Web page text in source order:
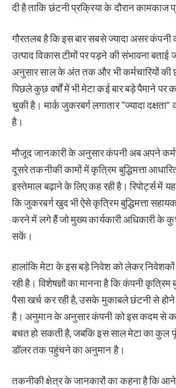
दी है ताकि छंटनी प्रक्रिया के दौरान कामकाज
गौरतलब है कि इस बार सबसे ज्यादा असर कंपनी
उत्पाद विकास टीमों पर पड़ने की संभावना बताई
अनुसार साल के अंत तक और भी कर्मचारियों की
पिछले कुछ वर्षों में भी मेटा कई बार बड़े पैमाने पर
चुकी है। मार्क जुकरबर्ग लगातार “ज्यादा दक्षता”
है।
मौजूद जानकारी के अनुसार कंपनी अब अपने
दूसरे तकनीकी कामों में कृत्रिम बुद्धिमत्ता
इस्तेमाल बढ़ाने के लिए कह रही है। रिपोर्ट्स में यह
कि जुकरबर्ग खुद भी ऐसे कृत्रिम बुद्धिमत्ता
करने में लगे हैं जो मुख्य कार्यकारी अधिकारी के
सकें।
हालांकि मेटा के इस बड़े निवेश को लेकर निवेशकों
रही है। विशेषज्ञों का मानना है कि कंपनी कृत्रिम
पैसा खर्च कर रही है, उसके मुकाबले छंटनी से
है। अनुमान के अनुसार कंपनी को इस कदम से
बचत हो सकती है, जबकि इस साल मेटा का कुल
डॉलर तक पहुंचने का अनुमान है।
तकनीकी क्षेत्र के जानकारों का कहना है कि